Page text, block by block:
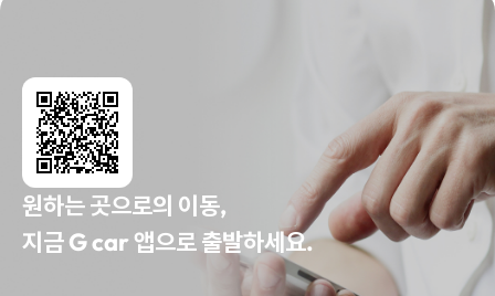
원하는 곳으로의 이동,
지금 G car 앱으로 출발하세요.